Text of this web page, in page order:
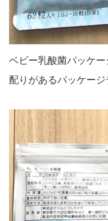
ベビー乳酸菌パッケ
配りがあるパッケージ